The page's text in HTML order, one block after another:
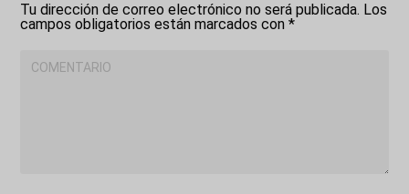
Tu dirección de correo electrónico no será publicada. Los
campos obligatorios están marcados con*